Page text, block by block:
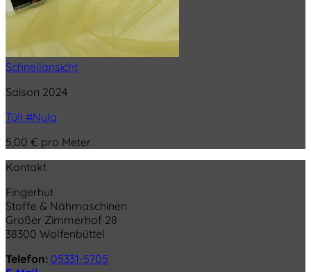
Schnellansicht
Saison 2024
Tüll #Nyla
5,00 € pro Meter
Kontakt
Fingerhut
Stoffe & Nähmaschinen
Großer Zimmerhof 28
38300 Wolfenbüttel
Telefon: 05331-5705